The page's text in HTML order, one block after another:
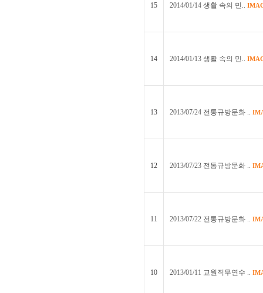
15 2014/01/14 생활 속의 민..
14 2014/01/13 생활 속의 민..
13 2013/07/24 전통규방문화 ..
12 2013/07/23 전통규방문화 ..
11 2013/07/22 전통규방문화 ..
10 2013/01/11 교원직무연수 ..